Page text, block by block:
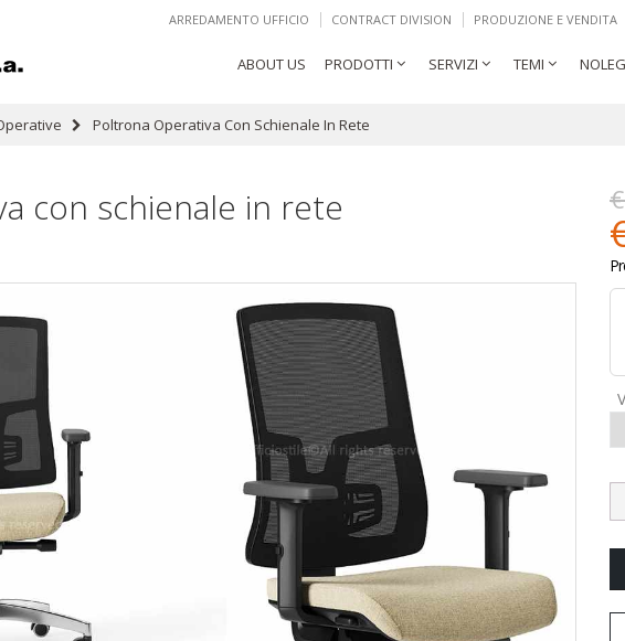
ARREDAMENTO UFFICIO CONTRACT DIVISION PRODUZIONE E VENDITA
ABOUT US PRODOTTI SERVIZI TEMI
Poltrona Operativa Con Schienale In Rete
con schienale in rete